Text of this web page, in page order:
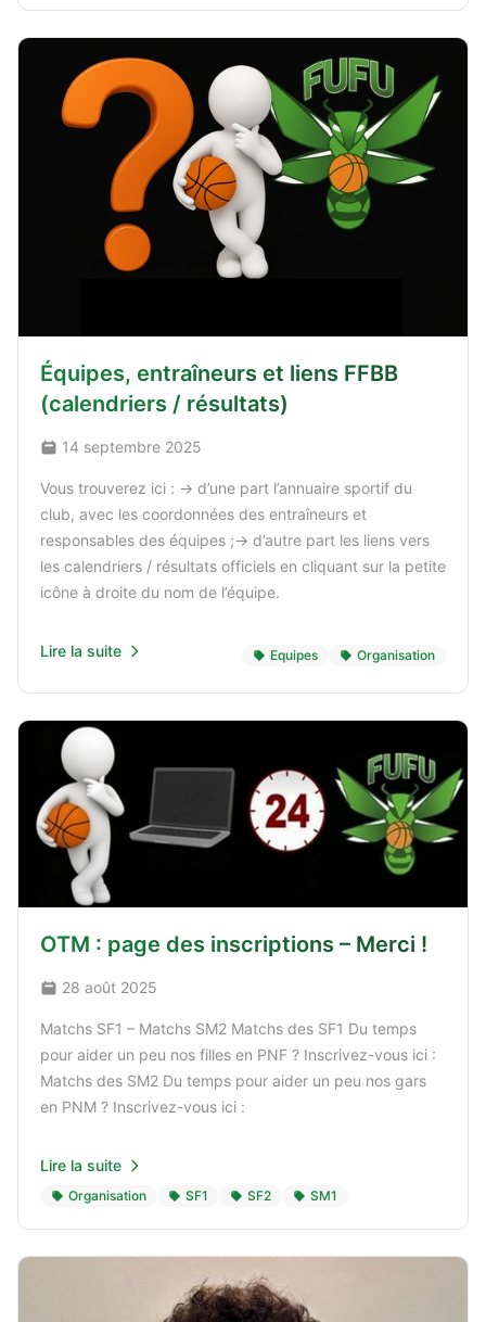
Équipes, entraîneurs et liens FFBB
(calendriers / résultats)
14 septembre 2025
Vous trouverez ici : -> d’une part l’annuaire sportif du
club, avec les coordonnées des entraîneurs et
responsables des équipes ;-> d’autre part les liens vers
les calendriers / résultats officiels en cliquant sur la petite
icône à droite du nom de l’équipe.
Lire la suite Equipes Organisation
OTM : page des inscriptions – Merci !
28 août 2025
Matchs SF1 – Matchs SM2 Matchs des SF1 Du temps
pour aider un peu nos filles en PNF ? Inscrivez-vous ici :
Matchs des SM2 Du temps pour aider un peu nos gars
en PNM ? Inscrivez-vous ici :
Lire la suite
Organisation SF1 SF2 SM1